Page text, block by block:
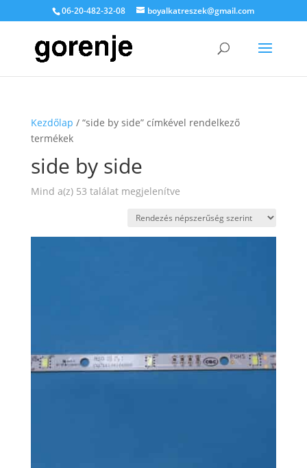
06-20-482-32-08 boyalkatreszek@gmail.com
Kezdőlap / “side by side” címkével rendelkező
termékek
side by side
Mind a(z) 53 találat megjelenítveSorted
popularity